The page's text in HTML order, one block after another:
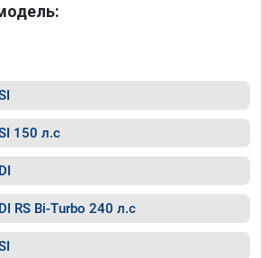
150 л.с
RS Bi-Turbo 240 л.с